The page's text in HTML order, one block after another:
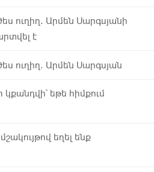
ուղիղ. Արմեն Սարգսյանի
է
ուղիղ. Արմեն Սարգսյան
կքանդվի՝ եթե հիմքում
եղել ենք